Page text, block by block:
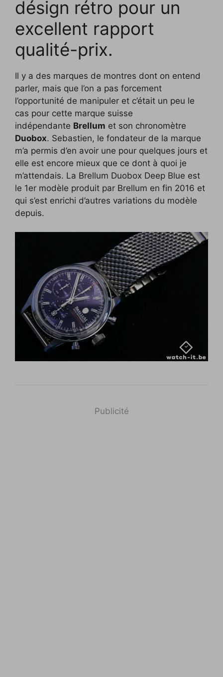
o
r
I
e
désign rétro pour un
excellent rapport
qualité-prix.
Il y a des marques de montres dont on entend
parler, mais que l’on a pas forcement
l’opportunité de manipuler et c’était un peu le
cas pour cette marque suisse
indépendante Brellum et son chronomètre
Duobox. Sebastien, le fondateur de la marque
m’a permis d’en avoir une pour quelques jours et
elle est encore mieux que ce dont à quoi je
m’attendais. La Brellum Duobox Deep Blue est
le 1er modèle produit par Brellum en fin 2016 et
qui s’est enrichi d’autres variations du modèle
depuis.
Publicité